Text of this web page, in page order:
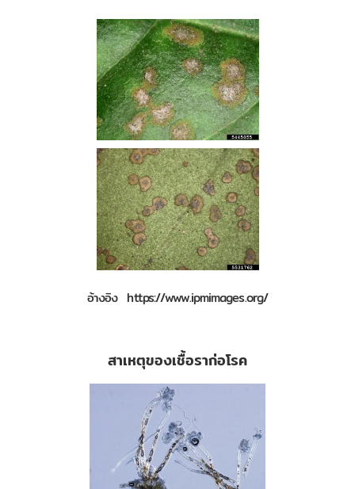
อ้างอิง https://www.ipmimages.org/
สาเหตุของเชื้อราก่อโรค